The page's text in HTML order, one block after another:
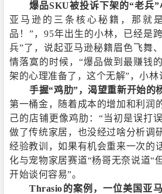
爆品SKU被投诉下架的“老兵”
亚马逊的三条核心秘籍，那就
品！”， 95年出生的小林，已经是
兵”了，说起亚马逊秘籍眉色飞舞
情落寞的时候，“爆品做到最赚钱
架的心理准备了，这个无解”，小林
手握“鸡肋”，渴望重新开始的
第一桶金，随着成本的增加和利润
己的店铺更像鸡肋：“当初是误打
做了传统家居，也没经过啥分析调
经验教训，如果有机会重来一次的
化与宠物家居赛道“杨哥无奈说道“
开始谈何容易”。
Thrasio的案例，一位美国亚